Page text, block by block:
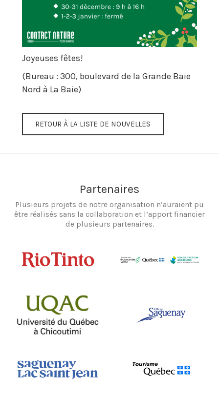
Joyeuses fêtes!
(Bureau : 300, boulevard de la Grande Baie
Nord à La Baie)
RETOUR À LA LISTE DE NOUVELLES
Partenaires
Plusieurs projets de notre organisation n’auraient pu
être réalisés sans la collaboration et l’apport financier
de plusieurs partenaires.